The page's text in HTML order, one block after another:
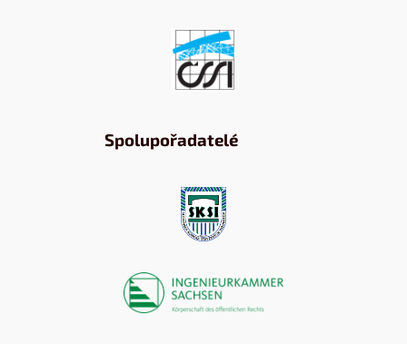
Spolupořadatelé